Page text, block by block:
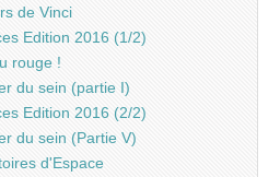
de Vinci
Edition 2016 (1/2)
rouge !
du sein (partie I)
Edition 2016 (2/2)
du sein (Partie V)
d'Espace